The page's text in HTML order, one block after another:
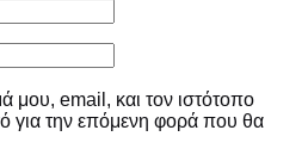
μου, email, και τον ιστότοπο
για την επόμενη φορά που θα